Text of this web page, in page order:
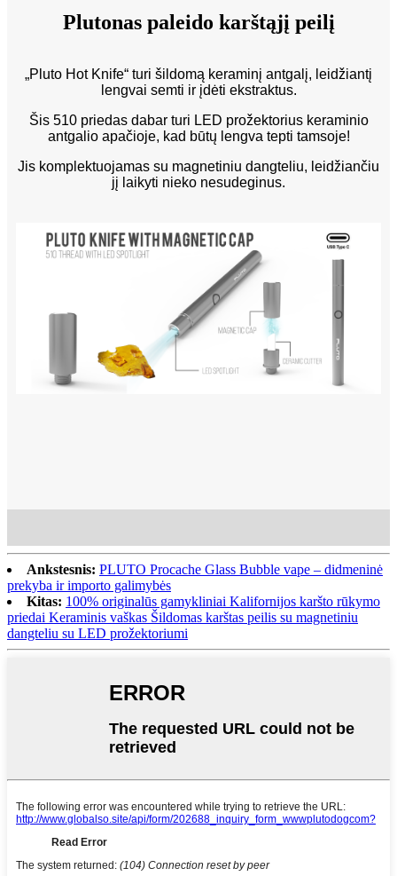
Plutonas paleido karštąjį peilį
„Pluto Hot Knife“ turi šildomą keraminį antgalį, leidžiantį
lengvai semti ir įdėti ekstraktus.
Šis 510 priedas dabar turi LED prožektorius keraminio
antgalio apačioje, kad būtų lengva tepti tamsoje!
Jis komplektuojamas su magnetiniu dangteliu, leidžiančiu
jį laikyti nieko nesudeginus.
Ankstesnis: PLUTO Procache Glass Bubble vape – didmeninė
prekyba ir importo galimybės
Kitas: 100% originalūs gamykliniai Kalifornijos karšto rūkymo
priedai Keraminis vaškas Šildomas karštas peilis su magnetiniu
dangteliu su LED prožektoriumi